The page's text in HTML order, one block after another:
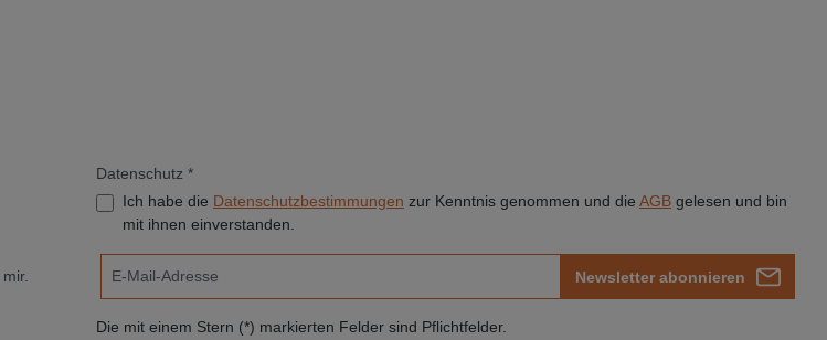
Datenschutz *
Ich habe die Datenschutzbestimmungen zur Kenntnis genommen und die AGB gelesen und bin
mit ihnen einverstanden.
Newsletter abonnieren
Die mit einem Stern (*) markierten Felder sind Pflichtfelder.